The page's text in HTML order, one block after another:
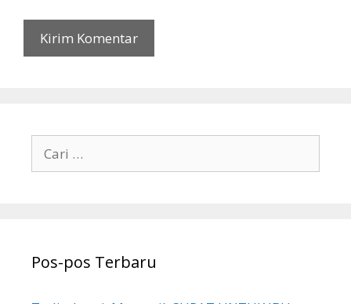
untuk:
Pos-pos Terbaru